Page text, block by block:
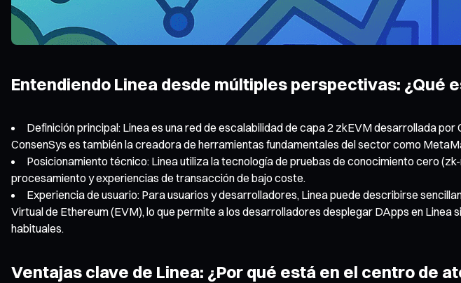
Entendiendo Linea desde múltiples perspectivas: ¿Qué
Definición principal: Linea es una red de escalabilidad de capa 2 zkEVM desarrollada
ConsenSys es también la creadora de herramientas fundamentales del sector como
Posicionamiento técnico: Linea utiliza la tecnología de pruebas de conocimiento cero
procesamiento y experiencias de transacción de bajo coste.
Experiencia de usuario: Para usuarios y desarrolladores, Linea puede describirse
Virtual de Ethereum (EVM), lo que permite a los desarrolladores desplegar DApps en
habituales.
Ventajas clave de Linea: ¿Por qué está en el centro de